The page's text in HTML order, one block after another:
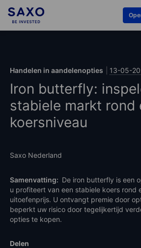
Handelen in aandelenopties 13-05-
Iron butterfly:
stabiele markt rond
koersniveau
Saxo Nederland
Samenvatting: De iron butterfly is een
u profiteert van een stabiele koers rond
uitoefenprijs. U ontvangt premie door
beperkt uw risico door tegelijkertijd
opties te kopen.
Delen